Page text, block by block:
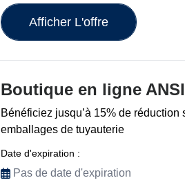
Afficher L'offre
Boutique en ligne
Bénéficiez jusqu’à 15% de
emballages de tuyauterie
Date d'expiration :
Pas de date d'expiration